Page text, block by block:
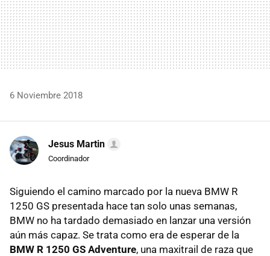
6 Noviembre 2018
Jesus Martin
Coordinador
Siguiendo el camino marcado por la nueva BMW R
1250 GS presentada hace tan solo unas semanas,
BMW no ha tardado demasiado en lanzar una versión
aún más capaz. Se trata como era de esperar de la
BMW R 1250 GS Adventure, una maxitrail de raza que